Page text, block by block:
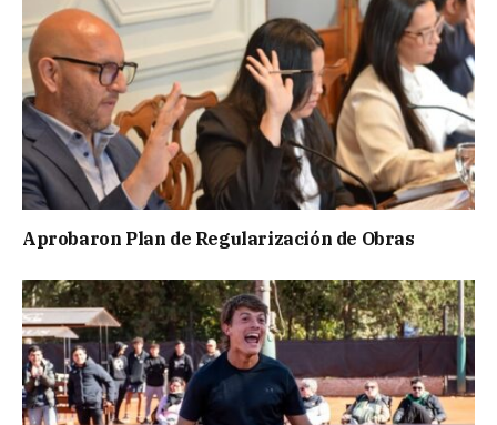
Aprobaron Plan de Regularización de Obras